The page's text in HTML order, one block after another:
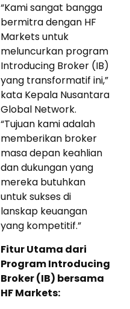
“Kami sangat bangga
bermitra dengan HF
Markets untuk
meluncurkan program
Introducing Broker (IB)
yang transformatif ini,”
kata Kepala Nusantara
Global Network.
“Tujuan kami adalah
memberikan broker
masa depan keahlian
dan dukungan yang
mereka butuhkan
untuk sukses di
lanskap keuangan
yang kompetitif.”
Fitur Utama dari
Program Introducing
Broker (IB) bersama
HF Markets: